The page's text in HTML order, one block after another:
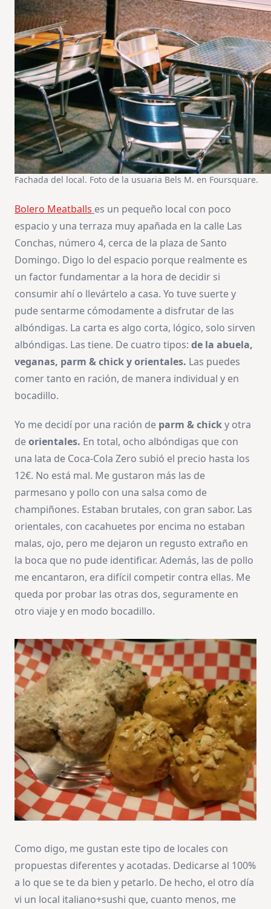
Fachada del local. Foto de la usuaria Bels M. en Foursquare.
Bolero Meatballs es un pequeño local con poco
espacio y una terraza muy apañada en la calle Las
Conchas, número 4, cerca de la plaza de Santo
Domingo. Digo lo del espacio porque realmente es
un factor fundamentar a la hora de decidir si
consumir ahí o llevártelo a casa. Yo tuve suerte y
pude sentarme cómodamente a disfrutar de las
albóndigas. La carta es algo corta, lógico, solo sirven
albóndigas. Las tiene. De cuatro tipos: de la abuela,
veganas, parm & chick y orientales. Las puedes
comer tanto en ración, de manera individual y en
bocadillo.
Yo me decidí por una ración de parm & chicky otra
deorientales. En total, ocho albóndigas que con
una lata de Coca-Cola Zero subió el precio hasta los
12€. No está mal. Me gustaron más las de
parmesano y pollo con una salsa como de
champiñones. Estaban brutales, con gran sabor. Las
orientales, con cacahuetes por encima no estaban
malas, ojo, pero me dejaron un regusto extraño en
la boca que no pude identificar. Además, las de pollo
me encantaron, era difícil competir contra ellas. Me
queda por probar las otras dos, seguramente en
otro viaje y en modo bocadillo.
Como digo, me gustan este tipo de locales con
propuestas diferentes y acotadas. Dedicarse al 100%
a lo que se te da bien y petarlo. De hecho, el otro día
vi un local italiano+sushi que, cuanto menos, me